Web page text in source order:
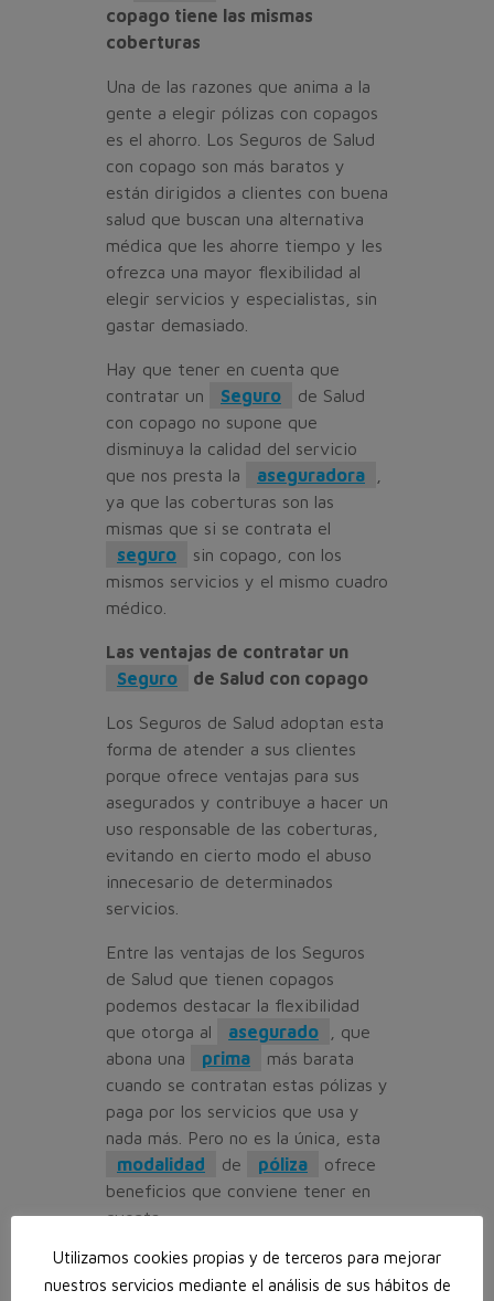
copago tiene las mismas
coberturas
Una de las razones que anima a la
gente a elegir pólizas con copagos
es el ahorro. Los Seguros de Salud
con copago son más baratos y
están dirigidos a clientes con buena
salud que buscan una alternativa
médica que les ahorre tiempo y les
ofrezca una mayor flexibilidad al
elegir servicios y especialistas, sin
gastar demasiado.
Hay que tener en cuenta que
contratar un
Seguro
de Salud
con copago no supone que
disminuya la calidad del servicio
que nos presta la
aseguradora
ya que las coberturas son las
mismas que si se contrata el
seguro
sin copago, con los
mismos servicios y el mismo cuadro
médico.
Las ventajas de contratar un
Seguro
de Salud con copago
Los Seguros de Salud adoptan esta
forma de atender a sus clientes
porque ofrece ventajas para sus
asegurados y contribuye a hacer un
uso responsable de las coberturas,
evitando en cierto modo el abuso
innecesario de determinados
servicios.
Entre las ventajas de los Seguros
de Salud que tienen copagos
podemos destacar la flexibilidad
que otorga al
asegurado
, que
abona una
prima
más barata
cuando se contratan estas pólizas y
paga por los servicios que usa y
nada más. Pero no es la única, esta
modalidad
de póliza
ofrece
beneficios que conviene tener en
cuenta:
El Seguro con copago es más
barato
Utilizamos cookies propias y de terceros para mejorar
nuestros servicios mediante el análisis de sus hábitos de